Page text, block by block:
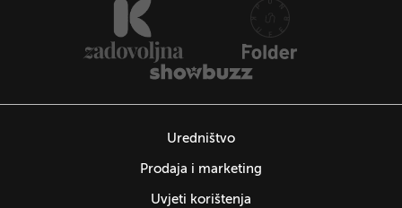
Uredništvo
Prodaja i marketing
Uvjeti korištenja